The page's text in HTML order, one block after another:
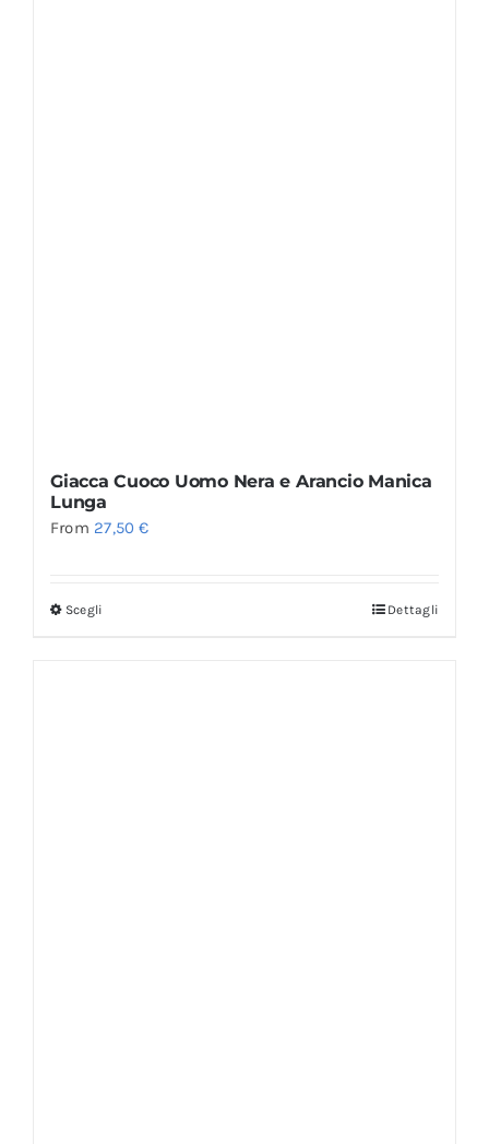
Giacca Cuoco Uomo Nera e Arancio Manica
Lunga
From 27,50€
Scegli Dettagli